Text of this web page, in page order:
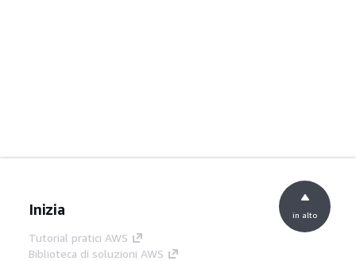
Inizia
Tutorial pratici AWS
Biblioteca di soluzioni AWS
in alto